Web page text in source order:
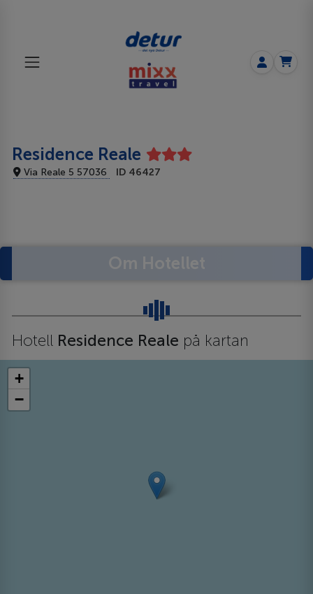
Residence Reale
Via Reale 5 57036 ID 46427
Hotell Residence Reale på kartan
+
−